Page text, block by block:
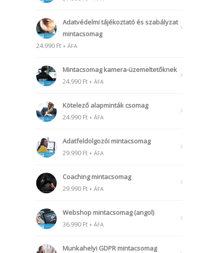
Adatvédelmi tájékoztató és szabályzat
mintacsomag
24.990 Ft + ÁFA
Mintacsomag kamera-üzemeltetőknek
24.990 Ft + ÁFA
Kötelező alapminták csomag
24.990 Ft + ÁFA
Adatfeldolgozói mintacsomag
29.990 Ft + ÁFA
Coaching mintacsomag
29.990 Ft + ÁFA
Webshop mintacsomag (angol)
36.990 Ft + ÁFA
Munkahelyi GDPR mintacsomag